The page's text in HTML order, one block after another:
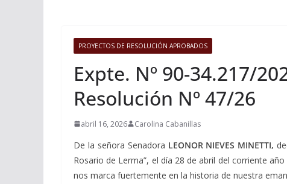
PROYECTOS DE RESOLUCIÓN APROBADOS
Expte. Nº 90-34.217/
Resolución Nº 47/26
abril 16, 2026 Carolina Cabanillas
De la señora Senadora LEONOR NIEVES MINETTI,
Rosario de Lerma”, el día 28 de abril del corriente
nos marca fuertemente en la historia de nuestra